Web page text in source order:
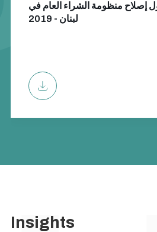
إصلاح منظومة الشراء العام في
لبنان - 2019
Insights